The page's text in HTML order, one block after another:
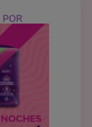
POR